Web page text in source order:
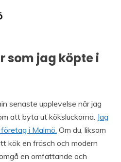
som jag köpte i
senaste upplevelse när jag
att byta ut köksluckorna. Jag
i Malmö. Om du, liksom
kök en fräsch och modern
en omfattande och